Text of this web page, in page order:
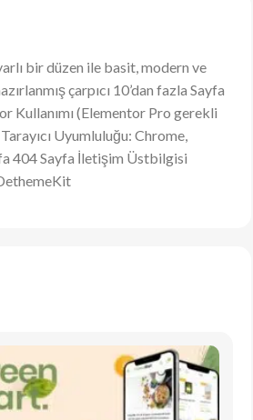
bir düzen ile basit, modern ve
çarpıcı 10’dan fazla Sayfa
Kullanımı (Elementor Pro gerekli
Uyumluluğu: Chrome,
404 Sayfa İletişim Üstbilgisi